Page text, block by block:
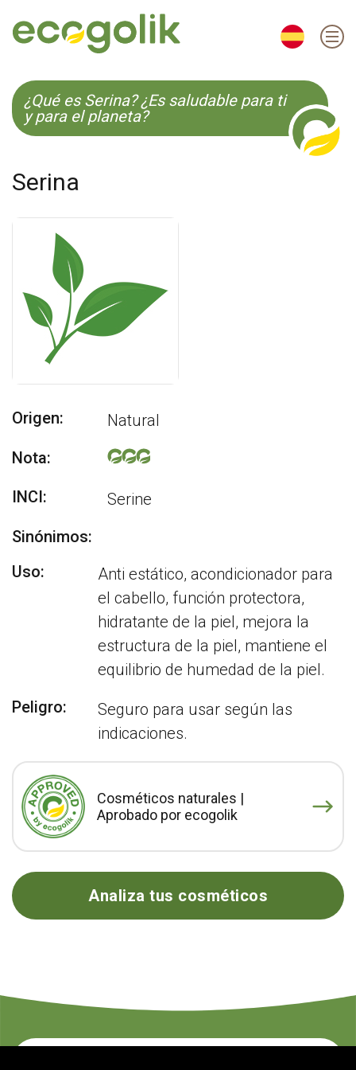
EN ES CS KO
¿Qué es Serina? ¿Es saludable para ti
y para el planeta?
Serina
Origen:
Natural
Nota:
INCI:
Serine
Sinónimos:
Uso:
Anti estático, acondicionador para
el cabello, función protectora,
hidratante de la piel, mejora la
estructura de la piel, mantiene el
equilibrio de humedad de la piel.
Peligro:
Seguro para usar según las
indicaciones.
Cosméticos naturales |
Aprobado por ecogolik
Analiza tus cosméticos